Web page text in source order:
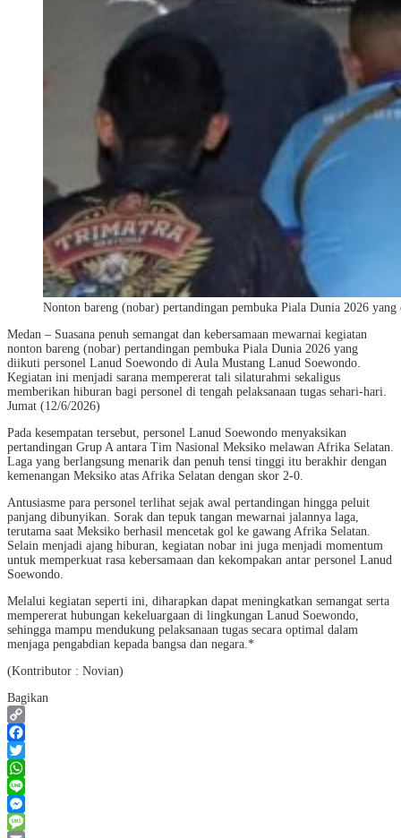
Nonton bareng (nobar) pertandingan pembuka Piala Dunia 2026
Medan – Suasana penuh semangat dan kebersamaan mewarnai kegiatan
nonton bareng (nobar) pertandingan pembuka Piala Dunia 2026 yang
diikuti personel Lanud Soewondo di Aula Mustang Lanud Soewondo.
Kegiatan ini menjadi sarana mempererat tali silaturahmi sekaligus
memberikan hiburan bagi personel di tengah pelaksanaan tugas sehari-hari.
Jumat (12/6/2026)
Pada kesempatan tersebut, personel Lanud Soewondo menyaksikan
pertandingan Grup A antara Tim Nasional Meksiko melawan Afrika Selatan.
Laga yang berlangsung menarik dan penuh tensi tinggi itu berakhir dengan
kemenangan Meksiko atas Afrika Selatan dengan skor 2-0.
Antusiasme para personel terlihat sejak awal pertandingan hingga peluit
panjang dibunyikan. Sorak dan tepuk tangan mewarnai jalannya laga,
terutama saat Meksiko berhasil mencetak gol ke gawang Afrika Selatan.
Selain menjadi ajang hiburan, kegiatan nobar ini juga menjadi momentum
untuk memperkuat rasa kebersamaan dan kekompakan antar personel Lanud
Soewondo.
Melalui kegiatan seperti ini, diharapkan dapat meningkatkan semangat serta
mempererat hubungan kekeluargaan di lingkungan Lanud Soewondo,
sehingga mampu mendukung pelaksanaan tugas secara optimal dalam
menjaga pengabdian kepada bangsa dan negara.*
(Kontributor : Novian)
Bagikan
Copy
Link
Facebook
Twitter
WhatsApp
Line
Messenger